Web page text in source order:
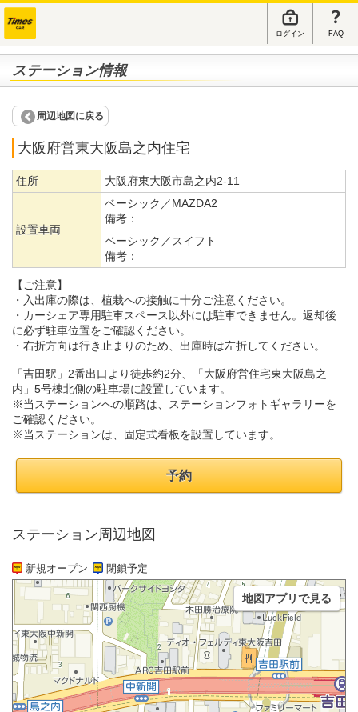
ログイン FAQ
ステーション情報
周辺地図に戻る
大阪府営東大阪島之内住宅
住所 大阪府東大阪市島之内2-11
設置車両
ベーシック／MAZDA2
備考：
ベーシック／スイフト
備考：
【ご注意】
・入出庫の際は、植栽への接触に十分ご注意ください。
・カーシェア専用駐車スペース以外には駐車できません。返却後
に必ず駐車位置をご確認ください。
・右折方向は行き止まりのため、出庫時は左折してください。
「吉田駅」2番出口より徒歩約2分、「大阪府営住宅東大阪島之
内」5号棟北側の駐車場に設置しています。
※当ステーションへの順路は、ステーションフォトギャラリーを
ご確認ください。
※当ステーションは、固定式看板を設置しています。
予約
ステーション周辺地図
新規オープン 閉鎖予定
地図アプリで見る